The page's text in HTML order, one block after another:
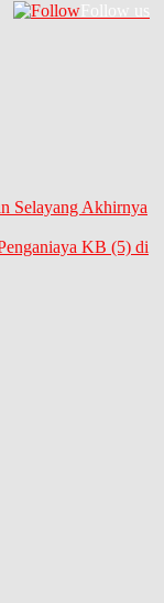
Follow us
Selayang Akhirnya
KB (5) di